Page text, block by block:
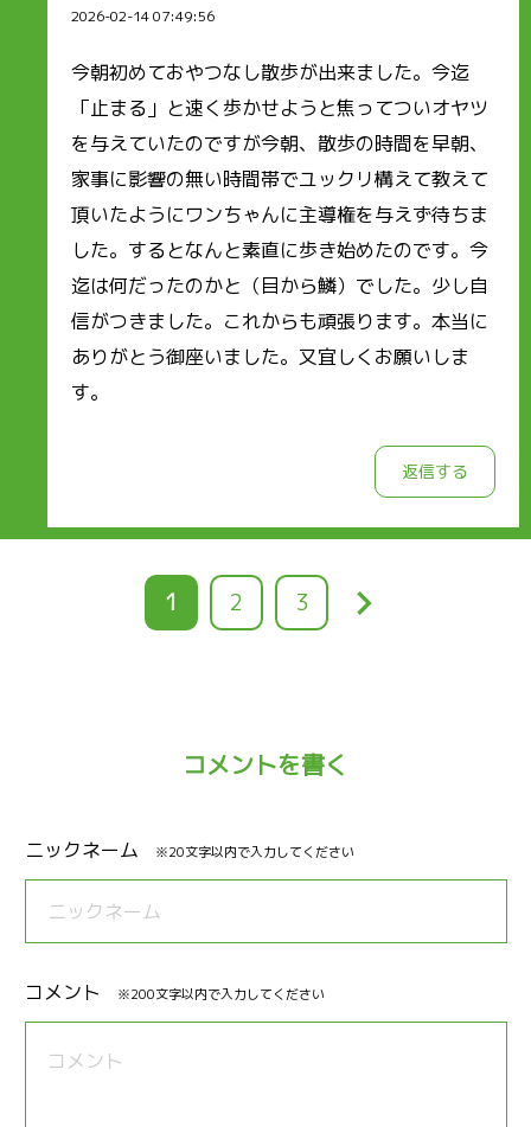
2026-02-14 07:49:56
今朝初めておやつなし散歩が出来ました。今迄
「止まる」と速く歩かせようと焦ってついオヤツ
を与えていたのですが今朝、散歩の時間を早朝、
家事に影響の無い時間帯でユックリ構えて教えて
頂いたようにワンちゃんに主導権を与えず待ちま
した。するとなんと素直に歩き始めたのです。今
迄は何だったのかと（目から鱗）でした。少し自
信がつきました。これからも頑張ります。本当に
ありがとう御座いました。又宜しくお願いしま
す。
返信する
カ
1
ペ
2
ペ
3 keyboard_arrow_right
コメントを書く
ニックネーム ※20文字以内で入力してください
コメント ※200文字以内で入力してください